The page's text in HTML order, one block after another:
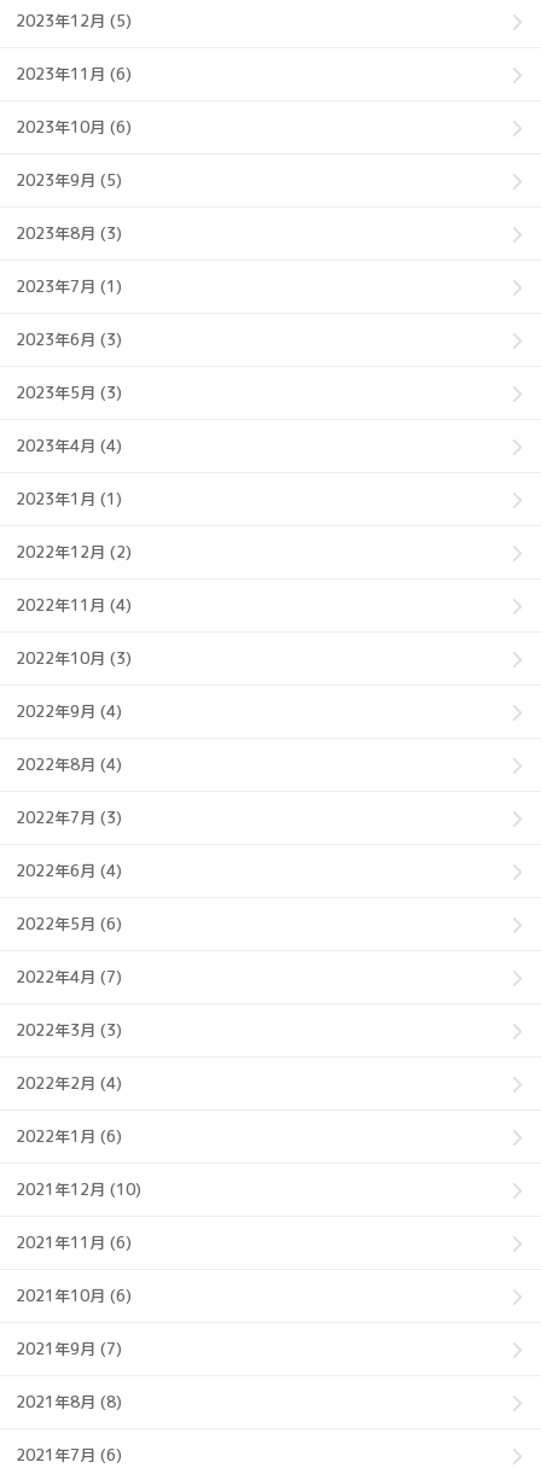
2023年12月 (5)
2023年11月 (6)
2023年10月 (6)
2023年9月 (5)
2023年8月 (3)
2023年7月 (1)
2023年6月 (3)
2023年5月 (3)
2023年4月 (4)
2023年1月 (1)
2022年12月 (2)
2022年11月 (4)
2022年10月 (3)
2022年9月 (4)
2022年8月 (4)
2022年7月 (3)
2022年6月 (4)
2022年5月 (6)
2022年4月 (7)
2022年3月 (3)
2022年2月 (4)
2022年1月 (6)
2021年12月 (10)
2021年11月 (6)
2021年10月 (6)
2021年9月 (7)
2021年8月 (8)
2021年7月 (6)